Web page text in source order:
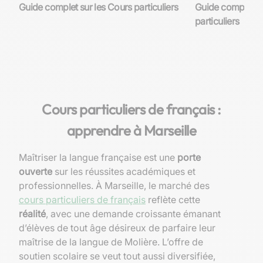
Guide complet sur les Cours particuliers
Guide complet
particuliers
Cours particuliers de français :
apprendre à Marseille
Maîtriser la langue française est une porte
ouverte sur les réussites académiques et
professionnelles. À Marseille, le marché des
cours particuliers de français reflète cette
réalité, avec une demande croissante émanant
d’élèves de tout âge désireux de parfaire leur
maîtrise de la langue de Molière. L’offre de
soutien scolaire se veut tout aussi diversifiée,